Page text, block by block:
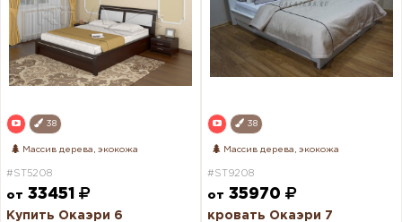
38
Массив дерева, экокожа
#ST5208
от 33451
Купить Окаэри 6
38
Массив дерева, экокожа
#ST9208
от 35970
кровать Окаэри 7